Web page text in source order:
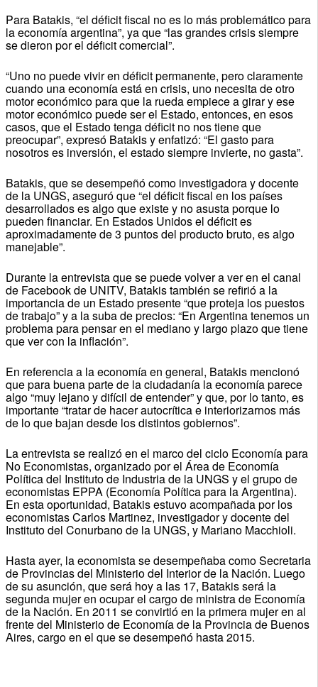
Para Batakis, “el déficit fiscal no es lo más problemático para
la economía argentina”, ya que “las grandes crisis siempre
se dieron por el déficit comercial”.
“Uno no puede vivir en déficit permanente, pero claramente
cuando una economía está en crisis, uno necesita de otro
motor económico para que la rueda empiece a girar y ese
motor económico puede ser el Estado, entonces, en esos
casos, que el Estado tenga déficit no nos tiene que
preocupar”, expresó Batakis y enfatizó: “El gasto para
nosotros es inversión, el estado siempre invierte, no gasta”.
Batakis, que se desempeñó como investigadora y docente
de la UNGS, aseguró que “el déficit fiscal en los países
desarrollados es algo que existe y no asusta porque lo
pueden financiar. En Estados Unidos el déficit es
aproximadamente de 3 puntos del producto bruto, es algo
manejable”.
Durante la entrevista que se puede volver a ver en el canal
de Facebook de UNITV, Batakis también se refirió a la
importancia de un Estado presente “que proteja los puestos
de trabajo” y a la suba de precios: “En Argentina tenemos un
problema para pensar en el mediano y largo plazo que tiene
que ver con la inflación”.
En referencia a la economía en general, Batakis mencionó
que para buena parte de la ciudadanía la economía parece
algo “muy lejano y difícil de entender” y que, por lo tanto, es
importante “tratar de hacer autocrítica e interiorizarnos más
de lo que bajan desde los distintos gobiernos”.
La entrevista se realizó en el marco del ciclo Economía para
No Economistas, organizado por el Área de Economía
Política del Instituto de Industria de la UNGS y el grupo de
economistas EPPA (Economía Política para la Argentina).
En esta oportunidad, Batakis estuvo acompañada por los
economistas Carlos Martinez, investigador y docente del
Instituto del Conurbano de la UNGS, y Mariano Macchioli.
Hasta ayer, la economista se desempeñaba como Secretaria
de Provincias del Ministerio del Interior de la Nación. Luego
de su asunción, que será hoy a las 17, Batakis será la
segunda mujer en ocupar el cargo de ministra de Economía
de la Nación. En 2011 se convirtió en la primera mujer en al
frente del Ministerio de Economía de la Provincia de Buenos
Aires, cargo en el que se desempeñó hasta 2015.